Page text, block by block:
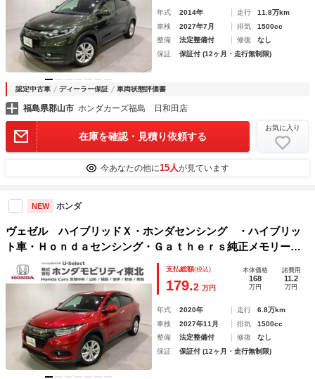
年式 2014年 走行
11.8万km
車検
2027年7月 排気
1500cc
整備
法定整備付 修復
なし
保証
保証付 (12ヶ月・走行無制限)
認定中古車 ディーラー保証 車両状態評価書
福島県郡山市 ホンダカーズ福島 日和田店
在庫を確認・見積り依頼する
お気に入り
今あなたの他に15人が見ています
NEW ホンダ
ヴェゼル ハイブリッドＸ・ホンダセンシング ・ハイブリッ
ト車・Ｈｏｎｄａセンシング・Ｇａｔｈｅｒｓ純正メモリーナ
ビ・バックモニター・Ｂｌｕｅｔｏｏｔｈ接続・ＬＥＤヘッド
ライト・ＵＳＢ端子・ＥＴＣ・パドルシフト・シートヒータ
ー・スマートキー
支払総額(税込)
179.2 万円
本体価格
168
万円
諸費用
11.2
万円
年式 2020年 走行
6.8万km
車検
2027年11月 排気
1500cc
整備
法定整備付 修復
なし
保証
保証付 (12ヶ月・走行無制限)